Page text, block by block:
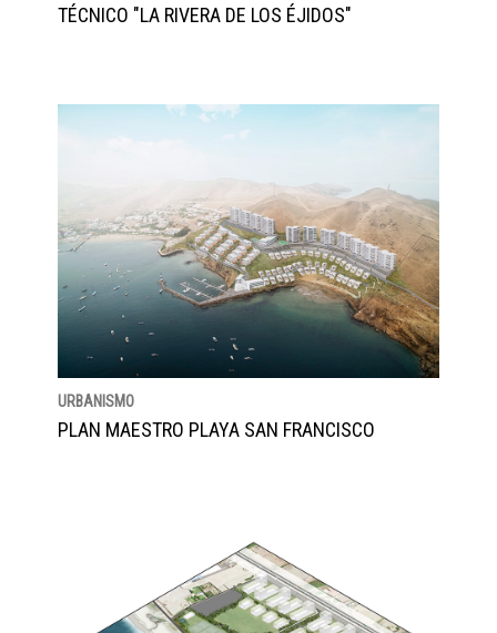
TÉCNICO "LA RIVERA DE LOS ÉJIDOS"
URBANISMO
PLAN MAESTRO PLAYA SAN FRANCISCO